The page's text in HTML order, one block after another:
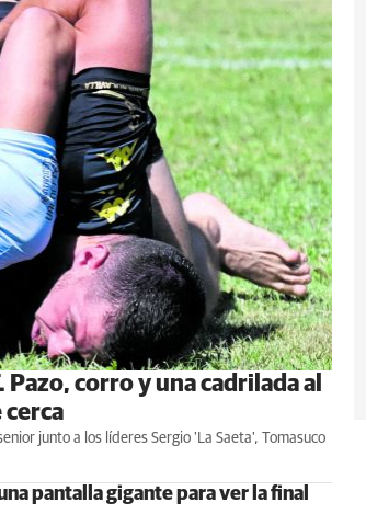
corro y una cadrilada al
cerca
junto a los líderes Sergio 'La Saeta', Tomasuco
pantalla gigante para ver la final